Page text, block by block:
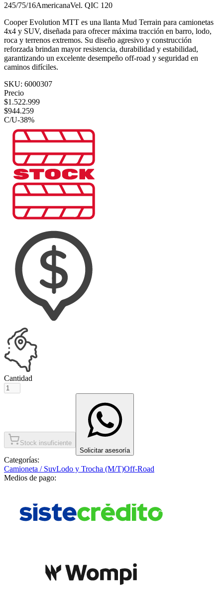
245/75/16AmericanaVel. QIC 120
Cooper Evolution MTT es una llanta Mud Terrain para camionetas
4x4 y SUV, diseñada para ofrecer máxima tracción en barro, lodo,
roca y terrenos extremos. Su diseño agresivo y construcción
reforzada brindan mayor resistencia, durabilidad y estabilidad,
garantizando un excelente desempeño off-road y seguridad en
caminos difíciles.
SKU: 6000307
Precio
$1.522.999
$944.259
C/U-38%
Cantidad
Stock insuficiente
Solicitar asesoría
Categorías:
Camioneta / SuvLodo y Trocha (M/T)Off-Road
Medios de pago: